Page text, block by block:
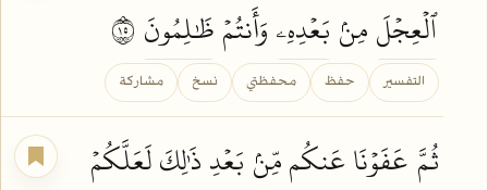
ٱلۡعِجۡلَمِنۢ بَعۡدِهِۦوَأَنتُمۡظَٰلِمُونَ
التفسير حفظ محفظتي نسخ مشاركة
ثُمَّ عَفَوۡنَاعَنكُم مِّنۢ بَعۡدِذَٰلِكَ لَعَلَّكُمۡ